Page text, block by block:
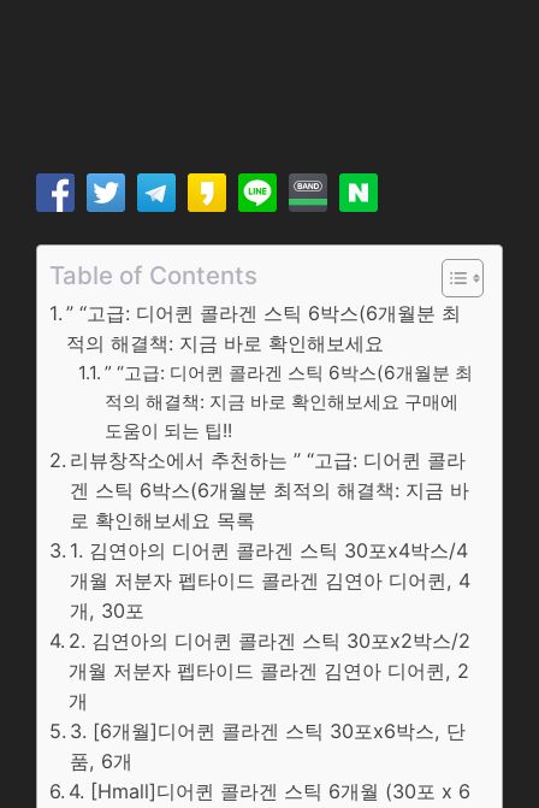
Table of Contents
” “고급: 디어퀸 콜라겐 스틱 6박스(6개월분 최
적의 해결책: 지금 바로 확인해보세요
” “고급: 디어퀸 콜라겐 스틱 6박스(6개월분 최
적의 해결책: 지금 바로 확인해보세요 구매에
도움이 되는 팁!!
리뷰창작소에서 추천하는 ” “고급: 디어퀸 콜라
겐 스틱 6박스(6개월분 최적의 해결책: 지금 바
로 확인해보세요 목록
1. 김연아의 디어퀸 콜라겐 스틱 30포x4박스/4
개월 저분자 펩타이드 콜라겐 김연아 디어퀸, 4
개, 30포
2. 김연아의 디어퀸 콜라겐 스틱 30포x2박스/2
개월 저분자 펩타이드 콜라겐 김연아 디어퀸, 2
개
3. [6개월]디어퀸 콜라겐 스틱 30포x6박스, 단
품, 6개
4. [Hmall]디어퀸 콜라겐 스틱 6개월 (30포 x 6